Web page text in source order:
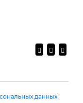
данных